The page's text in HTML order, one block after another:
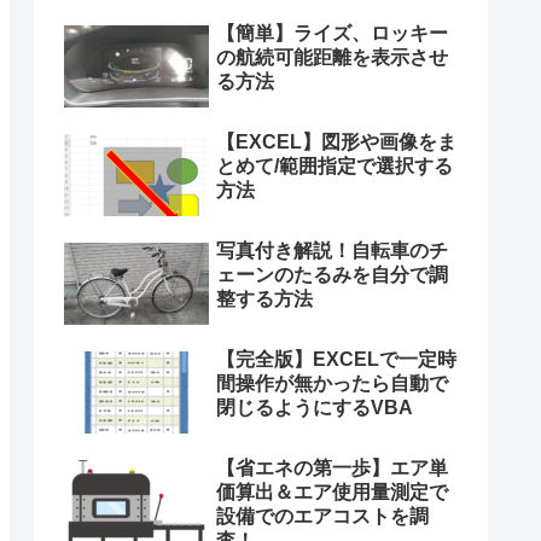
【簡単】ライズ、ロッキー
の航続可能距離を表示させ
る方法
【EXCEL】図形や画像をま
とめて/範囲指定で選択する
方法
写真付き解説！自転車のチ
ェーンのたるみを自分で調
整する方法
【完全版】EXCELで一定時
間操作が無かったら自動で
閉じるようにするVBA
【省エネの第一歩】エア単
価算出＆エア使用量測定で
設備でのエアコストを調